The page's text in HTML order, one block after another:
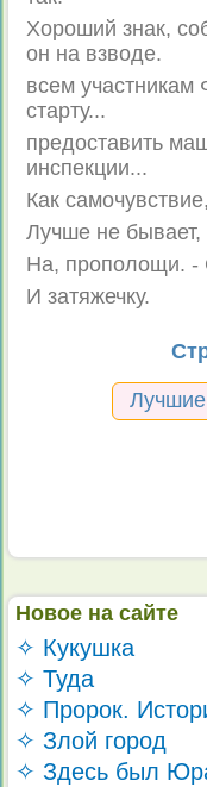
Хороший знак,
он на взводе.
всем участникам
старту...
предоставить
инспекции...
Как
Лучше не
На, прополощи. -
И затяжечку.
Новое на сайте
✧ Кукушка
✧ Туда
✧ Пророк.
✧ Злой город
✧ Здесь был